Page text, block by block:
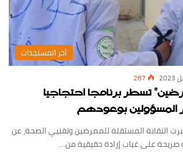
‏آخر المستجدات
287
تسطر برنامجا احتجاجيا
المسؤولين بوعودهم
النقابة المستقلة للممرضين وتقنيي الصحة، عن
صريحة على غياب إرادة حقيقية من…